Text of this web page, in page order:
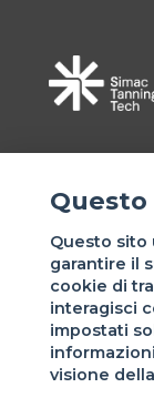
Sede di
- Italy | Sede di
Questo
Questo sito
garantire il
cookie di
interagisci
impostati
visione della